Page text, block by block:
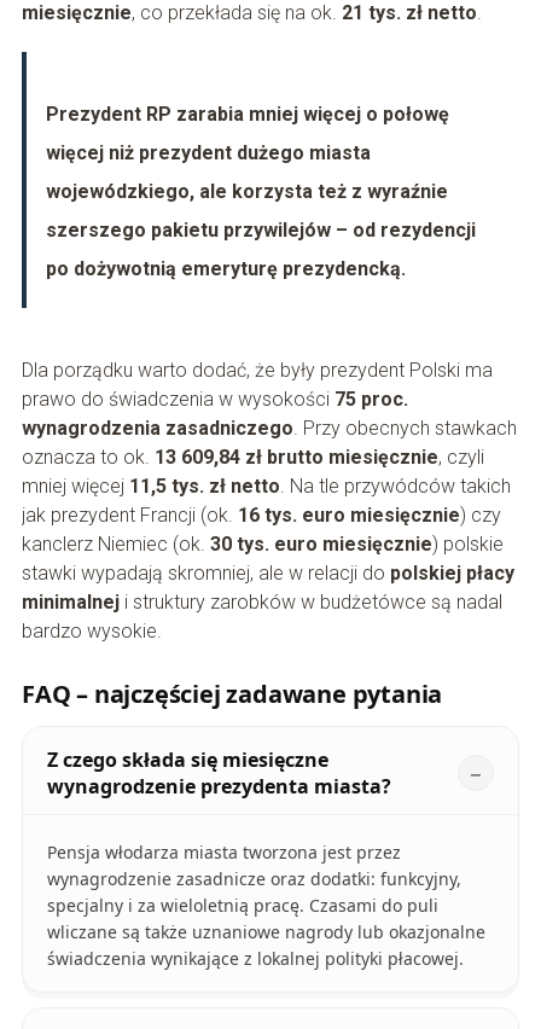
miesięcznie, co przekłada się na ok. 21 tys. zł netto.
Prezydent RP zarabia mniej więcej o połowę
więcej niż prezydent dużego miasta
wojewódzkiego, ale korzysta też z wyraźnie
szerszego pakietu przywilejów – od rezydencji
po dożywotnią emeryturę prezydencką.
Dla porządku warto dodać, że były prezydent Polski ma
prawo do świadczenia w wysokości 75 proc.
wynagrodzenia zasadniczego. Przy obecnych stawkach
oznacza to ok. 13 609,84 zł brutto miesięcznie, czyli
mniej więcej 11,5 tys. zł netto. Na tle przywódców takich
jak prezydent Francji (ok. 16 tys. euro miesięcznie) czy
kanclerz Niemiec (ok. 30 tys. euro miesięcznie) polskie
stawki wypadają skromniej, ale w relacji do polskiej płacy
minimalneji struktury zarobków w budżetówce są nadal
bardzo wysokie.
FAQ – najczęściej zadawane pytania
Z czego składa się miesięczne
wynagrodzenie prezydenta miasta?
Pensja włodarza miasta tworzona jest przez
wynagrodzenie zasadnicze oraz dodatki: funkcyjny,
specjalny i za wieloletnią pracę. Czasami do puli
wliczane są także uznaniowe nagrody lub okazjonalne
świadczenia wynikające z lokalnej polityki płacowej.